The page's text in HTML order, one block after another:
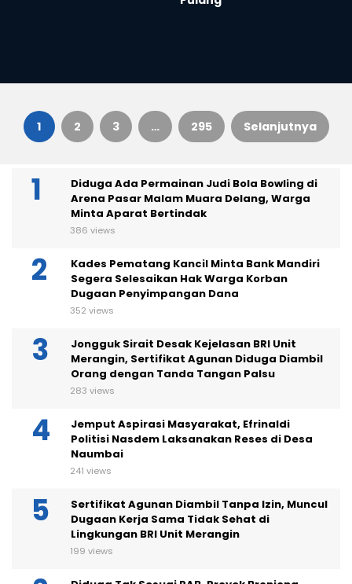
Paginasi
pos
1 2 3 … 295 Selanjutnya
Diduga Ada Permainan Judi Bola Bowling di
Arena Pasar Malam Muara Delang, Warga
Minta Aparat Bertindak
386 views
Kades Pematang Kancil Minta Bank Mandiri
Segera Selesaikan Hak Warga Korban
Dugaan Penyimpangan Dana
352 views
Jongguk Sirait Desak Kejelasan BRI Unit
Merangin, Sertifikat Agunan Diduga Diambil
Orang dengan Tanda Tangan Palsu
283 views
Jemput Aspirasi Masyarakat, Efrinaldi
Politisi Nasdem Laksanakan Reses di Desa
Naumbai
241 views
Sertifikat Agunan Diambil Tanpa Izin, Muncul
Dugaan Kerja Sama Tidak Sehat di
Lingkungan BRI Unit Merangin
199 views